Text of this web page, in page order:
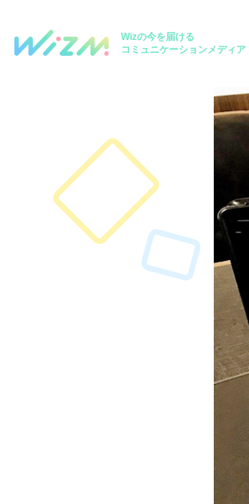
Wizの今を届ける
コミュニケーションメディア